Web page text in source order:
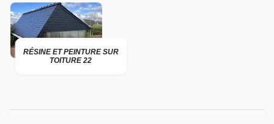
RÉSINE ET PEINTURE SUR
TOITURE 22